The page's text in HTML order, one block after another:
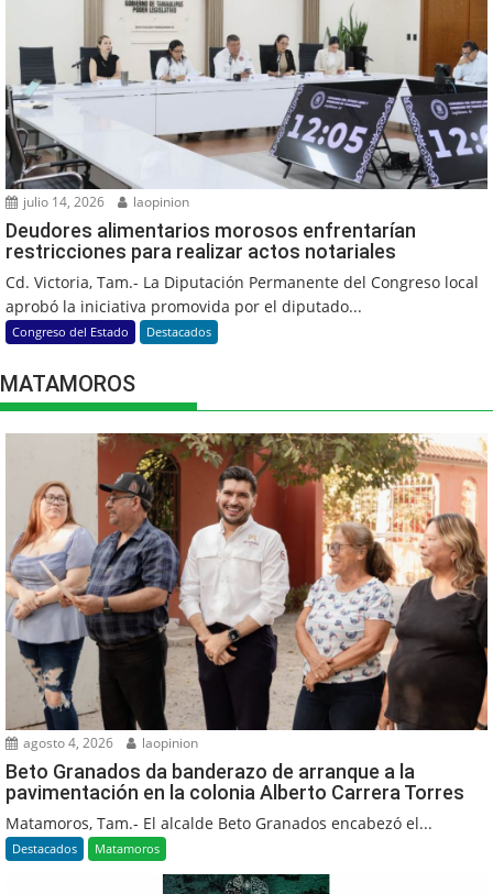
julio 14, 2026 laopinion
Deudores alimentarios morosos enfrentarían
restricciones para realizar actos notariales
Cd. Victoria, Tam.- La Diputación Permanente del Congreso local
aprobó la iniciativa promovida por el diputado...
Congreso del Estado Destacados
MATAMOROS
agosto 4, 2026 laopinion
Beto Granados da banderazo de arranque a la
pavimentación en la colonia Alberto Carrera Torres
Matamoros, Tam.- El alcalde Beto Granados encabezó el...
Destacados Matamoros